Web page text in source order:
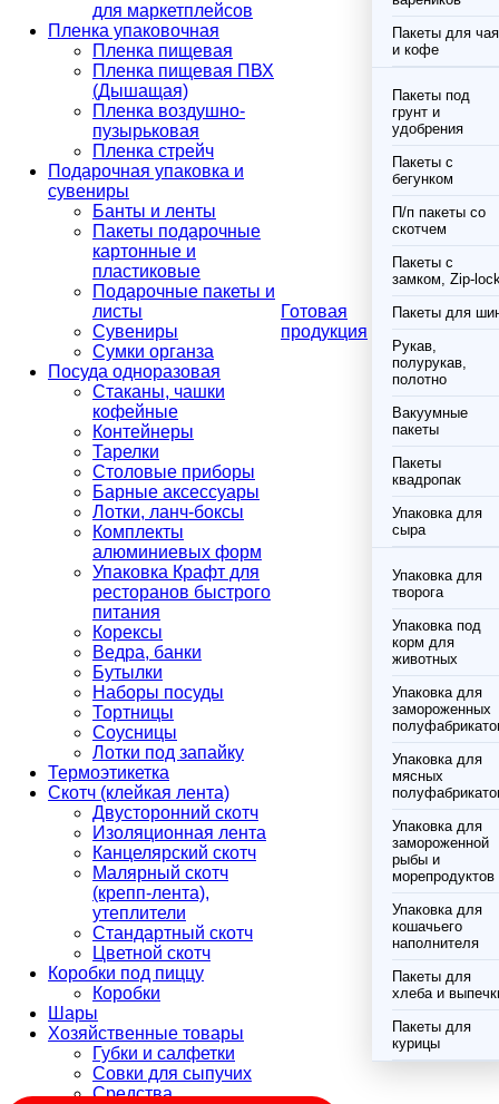
для маркетплейсов
Пленка упаковочная
Пленка пищевая
Пленка пищевая ПВХ
(Дышащая)
Пленка воздушно-
пузырьковая
Пленка стрейч
Подарочная упаковка и
сувениры
Банты и ленты
Пакеты подарочные
картонные и
пластиковые
Подарочные пакеты и
листы
Сувениры
Сумки органза
Посуда одноразовая
Стаканы, чашки
кофейные
Контейнеры
Тарелки
Столовые приборы
Барные аксессуары
Лотки, ланч-боксы
Комплекты
алюминиевых форм
Упаковка Крафт для
ресторанов быстрого
питания
Корексы
Ведра, банки
Бутылки
Наборы посуды
Тортницы
Соусницы
Лотки под запайку
Термоэтикетка
Скотч (клейкая лента)
Двусторонний скотч
Изоляционная лента
Канцелярский скотч
Малярный скотч
(крепп-лента),
утеплители
Стандартный скотч
Цветной скотч
Коробки под пиццу
Коробки
Шары
Хозяйственные товары
Губки и салфетки
Совки для сыпучих
Средства
Готовая
продукция
Пакеты для чая
и кофе
Пакеты под
грунт и
удобрения
Пакеты с
бегунком
П/п пакеты со
скотчем
Пакеты с
замком, Zip-
Пакеты для
Рукав,
полурукав,
полотно
Вакуумные
пакеты
Пакеты
квадропак
Упаковка для
сыра
Упаковка для
творога
Упаковка под
корм для
животных
Упаковка для
замороженных
Упаковка для
мясных
Упаковка для
замороженной
рыбы и
морепродуктов
Упаковка для
кошачьего
наполнителя
Пакеты для
хлеба и
Пакеты для
курицы